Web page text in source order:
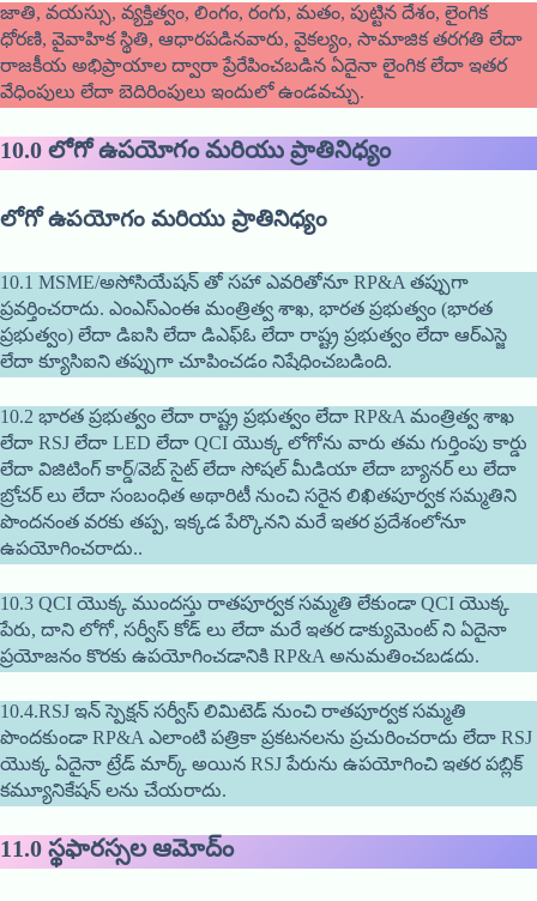
జాతి, వయస్సు, వ్యక్తిత్వం, లింగం, రంగు, మతం, పుట్టిన దేశం, లైంగిక
ధోరణి, వైవాహిక స్థితి, ఆధారపడినవారు, వైకల్యం, సామాజిక తరగతి లేదా
రాజకీయ అభిప్రాయాల ద్వారా ప్రేరేపించబడిన ఏదైనా లైంగిక లేదా ఇతర
వేధింపులు లేదా బెదిరింపులు ఇందులో ఉండవచ్చు.
10.0 లోగో ఉపయోగం మరియు ప్రాతినిధ్యం
లోగో ఉపయోగం మరియు ప్రాతినిధ్యం
10.1 MSME/అసోసియేషన్ తో సహా ఎవరితోనూ RP&A తప్పుగా
ప్రవర్తించరాదు. ఎంఎస్ఎంఈ మంత్రిత్వ శాఖ, భారత ప్రభుత్వం (భారత
ప్రభుత్వం) లేదా డిఐసి లేదా డిఎఫ్ఓ లేదా రాష్ట్ర ప్రభుత్వం లేదా ఆర్ఎస్జె
లేదా క్యూసిఐని తప్పుగా చూపించడం నిషేధించబడింది.
10.2 భారత ప్రభుత్వం లేదా రాష్ట్ర ప్రభుత్వం లేదా RP&A మంత్రిత్వ శాఖ
లేదా RSJ లేదా LED లేదా QCI యొక్క లోగోను వారు తమ గుర్తింపు కార్డు
లేదా విజిటింగ్ కార్డ్/వెబ్ సైట్ లేదా సోషల్ మీడియా లేదా బ్యానర్ లు లేదా
బ్రోచర్ లు లేదా సంబంధిత అథారిటీ నుంచి సరైన లిఖితపూర్వక సమ్మతిని
పొందనంత వరకు తప్ప, ఇక్కడ పేర్కొనని మరే ఇతర ప్రదేశంలోనూ
ఉపయోగించరాదు..
10.3 QCI యొక్క ముందస్తు రాతపూర్వక సమ్మతి లేకుండా QCI యొక్క
పేరు, దాని లోగో, సర్వీస్ కోడ్ లు లేదా మరే ఇతర డాక్యుమెంట్ ని ఏదైనా
ప్రయోజనం కొరకు ఉపయోగించడానికి RP&A అనుమతించబడదు.
10.4.RSJ ఇన్ స్పెక్షన్ సర్వీస్ లిమిటెడ్ నుంచి రాతపూర్వక సమ్మతి
పొందకుండా RP&A ఎలాంటి పత్రికా ప్రకటనలను ప్రచురించరాదు లేదా RSJ
యొక్క ఏదైనా ట్రేడ్ మార్క్ అయిన RSJ పేరును ఉపయోగించి ఇతర పబ్లిక్
కమ్యూనికేషన్ లను చేయరాదు.
11.0 స్థఫారస్సల ఆమోద్ం